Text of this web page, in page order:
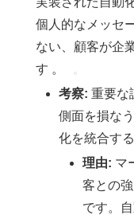
個人的なメッセ
ない、顧客が企
す 。
考察: 重要な
側面を損な
化を統合す
理由: マ
客との
です。